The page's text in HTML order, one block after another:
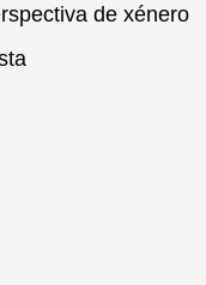
de xénero